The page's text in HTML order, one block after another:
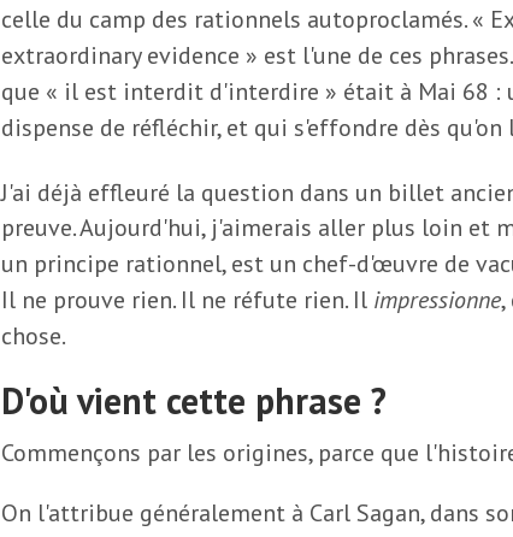
celle du camp des rationnels autoproclamés. «
extraordinary evidence » est l'une de ces
que « il est interdit d'interdire » était à Mai 68 :
dispense de réfléchir, et qui s'effondre dès qu'on
J'ai déjà effleuré la question dans un billet
preuve. Aujourd'hui, j'aimerais aller plus loin et
un principe rationnel, est un chef-d'œuvre de
Il ne prouve rien. Il ne réfute rien. Il impressionne,
chose.
D'où vient cette phrase ?
Commençons par les origines, parce que
On l'attribue généralement à Carl Sagan, dans